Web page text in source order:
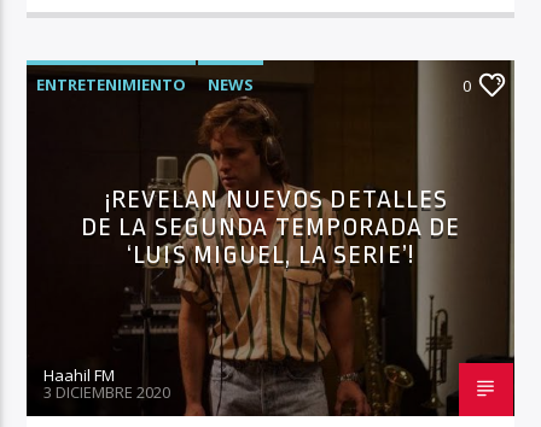
ENTRETENIMIENTO NEWS 0
¡REVELAN NUEVOS DETALLES
DE LA SEGUNDA TEMPORADA DE
‘LUIS MIGUEL, LA SERIE’!
Haahil FM
3 DICIEMBRE 2020